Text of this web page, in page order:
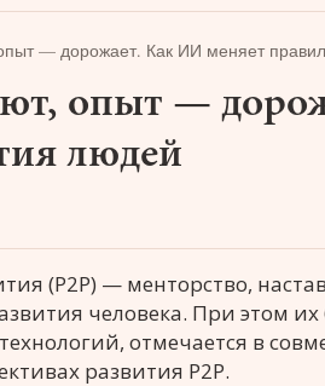
— дорожает. Как ИИ меняет
опыт —
людей
(Р2Р) — менторство,
человека. При этом их
отмечается в
развития Р2Р.